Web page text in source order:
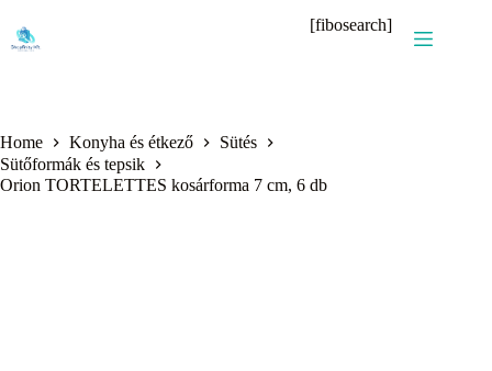
content
[fibosearch]
Home Konyha és étkező
Sütés
Sütőformák és tepsik
Orion TORTELETTES kosárforma 7 cm, 6 db